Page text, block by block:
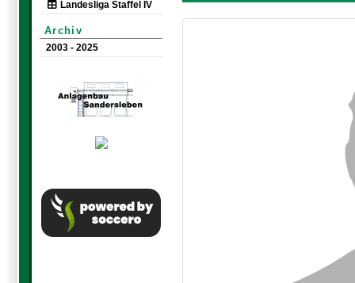
Landesliga Staffel IV
Archiv
2003 - 2025